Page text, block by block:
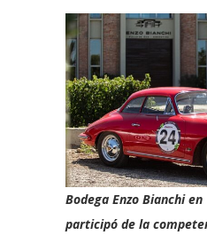
Bodega Enzo Bianchi
participó de la